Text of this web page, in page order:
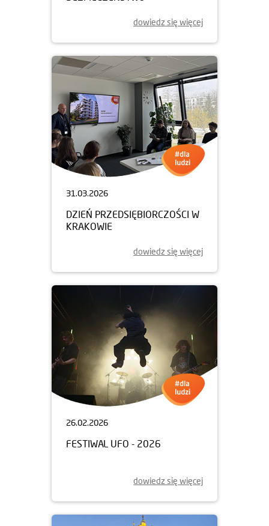
dowiedz się więcej
31.03.2026
DZIEŃ PRZEDSIĘBIORCZOŚCI W
KRAKOWIE
dowiedz się więcej
26.02.2026
FESTIWAL UFO - 2026
dowiedz się więcej